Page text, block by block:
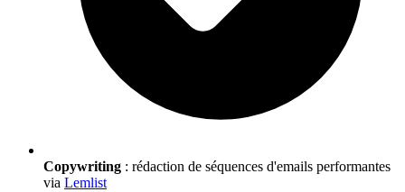
Copywriting : rédaction de séquences d'emails performantes
via Lemlist